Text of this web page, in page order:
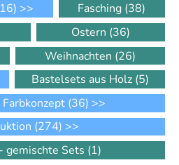
>> Fasching (38)
Ostern (36)
Weihnachten (26)
Bastelsets aus Holz (5)
(36) >>
(274) >>
gemischte Sets (1)